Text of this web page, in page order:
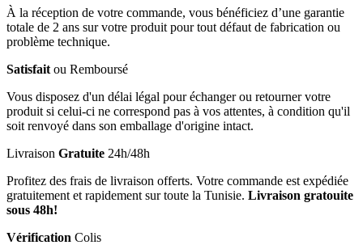
À la réception de votre commande, vous bénéficiez d’une garantie
totale de 2 ans sur votre produit pour tout défaut de fabrication ou
problème technique.
Satisfait ou Remboursé
Vous disposez d'un délai légal pour échanger ou retourner votre
produit si celui-ci ne correspond pas à vos attentes, à condition qu'il
soit renvoyé dans son emballage d'origine intact.
Livraison Gratuite 24h/48h
Profitez des frais de livraison offerts. Votre commande est expédiée
gratuitement et rapidement sur toute la Tunisie. Livraison gratouite
sous 48h!
Vérification Colis